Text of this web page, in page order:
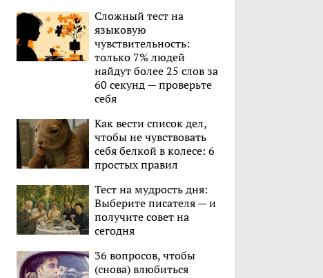
Сложный тест на
языковую
чувствительность:
только 7% людей
найдут более 25 слов за
60 секунд — проверьте
себя
Как вести список дел,
чтобы не чувствовать
себя белкой в колесе: 6
простых правил
Тест на мудрость дня:
Выберите писателя — и
получите совет на
сегодня
36 вопросов, чтобы
(снова) влюбиться